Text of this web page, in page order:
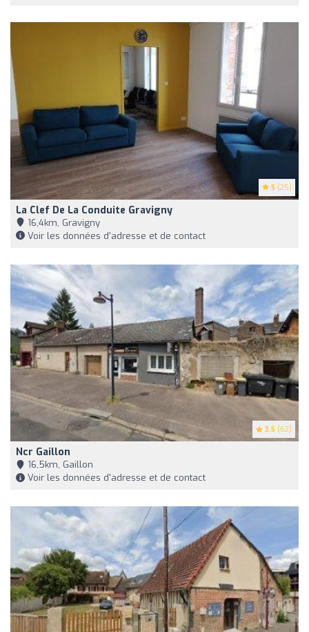
5 (25)
La Clef De La Conduite Gravigny
16,4km, Gravigny
Voir les données d'adresse et de contact
3.5 (62)
Ncr Gaillon
16,5km, Gaillon
Voir les données d'adresse et de contact